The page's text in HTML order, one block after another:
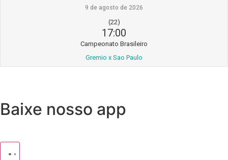
9 de agosto de 2026
(22)
17:00
Campeonato Brasileiro
Gremio x Sao Paulo
Baixe nosso app